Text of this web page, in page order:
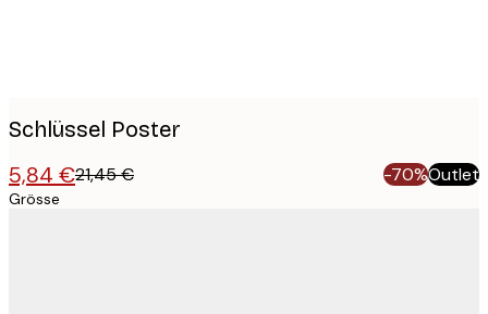
Schlüssel Poster
5,84 €21,45 € -70%Outlet
Grösse